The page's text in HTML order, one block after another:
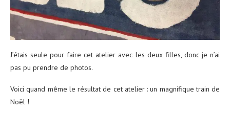
J’étais seule pour faire cet atelier avec les deux filles, donc je n’ai
pas pu prendre de photos.
Voici quand même le résultat de cet atelier : un magnifique train de
Noël !